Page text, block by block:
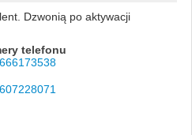
Dzwonią po aktywacji
telefonu
666173538
607228071